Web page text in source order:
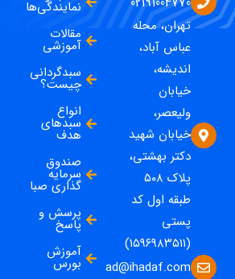
تهران، محله
عباس آباد،
اندیشه،
خیابان
ولیعصر،
خیابان شهید
دکتر بهشتی،
پلاک ۵۰۸
طبقه اول کد
پستی
(۱۵۹۶۹۸۳۵۱۱)
ad@ihadaf.com
نمایندگی‌ها
مقالات
آموزشی
سبدگردانی
چیست؟
انواع
سبدهای
هدف
صندوق
سرمایه
گذاری صبا
پرسش و
پاسخ
آموزش
بورس